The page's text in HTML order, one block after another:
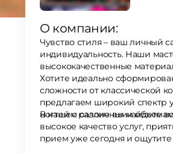
О компании:
Чувство стиля – ваш личный
индивидуальность. Наши
высококачественные
Хотите идеально
сложности от классической
предлагаем широкий спектр
ногтей с различными
В нашем салоне вы найдете
высокое качество услуг,
прием уже сегодня и